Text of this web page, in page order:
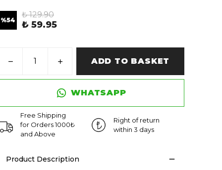
%54
₺ 129.90
₺ 59.95
ADD TO BASKET
WHATSAPP
Free Shipping
for Orders 1000₺
and Above
Right of return
within 3 days
Product Description